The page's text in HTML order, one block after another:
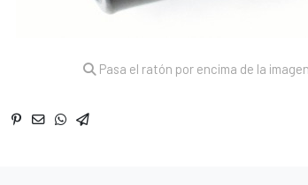
Pasa el ratón por encima de la